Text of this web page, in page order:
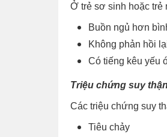
Ở trẻ sơ sinh hoặc trẻ
Buồn ngủ hơn
Không phản hồi
Có tiếng kêu yếu
Triệu chứng suy
Các triệu chứng suy
Tiêu chảy